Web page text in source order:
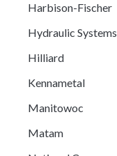
Harbison-Fischer
Hydraulic Systems
Hilliard
Kennametal
Manitowoc
Matam